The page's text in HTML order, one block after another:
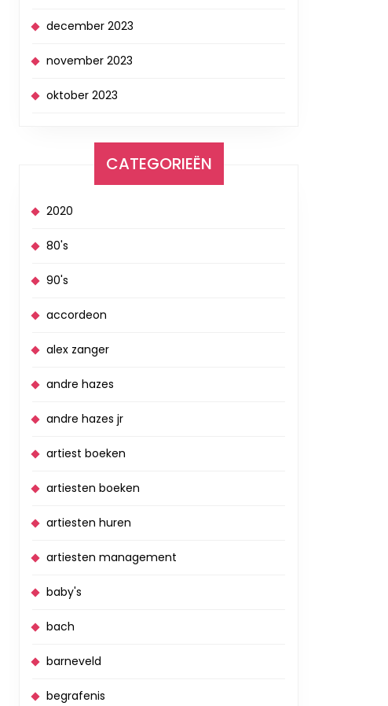
december 2023
november 2023
oktober 2023
CATEGORIEËN
2020
80's
90's
accordeon
alex zanger
andre hazes
andre hazes jr
artiest boeken
artiesten boeken
artiesten huren
artiesten management
baby's
bach
barneveld
begrafenis